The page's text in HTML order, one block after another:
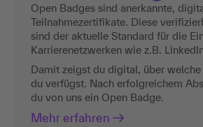
Open Badges sind anerkannte,
Teilnahmezertifikate. Diese
sind der aktuelle Standard für die
Karrierenetzwerken wie z.B.
Damit zeigst du digital, über
du verfügst. Nach erfolgreichem
du von uns ein Open Badge.
Mehr erfahren